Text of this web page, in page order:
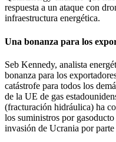
respuesta a un ataque con
infraestructura energética.
Una bonanza para los
Seb Kennedy, analista
bonanza para los
catástrofe para todos los
de la UE de gas
(fracturación hidráulica) ha
los suministros por
invasión de Ucrania por